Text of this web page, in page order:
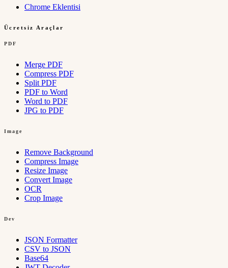
Chrome Eklentisi
Ücretsiz Araçlar
PDF
Merge PDF
Compress PDF
Split PDF
PDF to Word
Word to PDF
JPG to PDF
Image
Remove Background
Compress Image
Resize Image
Convert Image
OCR
Crop Image
Dev
JSON Formatter
CSV to JSON
Base64